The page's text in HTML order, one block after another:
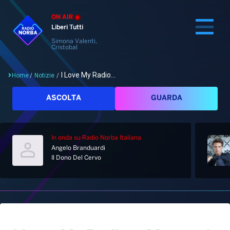
ON AIR
Liberi Tutti
Simona Valenti,
Cristobal
Home
Palinsesto
Notizie
Home/ Notizie / I Love My Radio...
ASCOLTA GUARDA
In onda su Radio Norba Italiana
Angelo Branduardi
Il Dono Del Cervo